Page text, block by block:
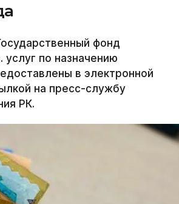
фонд
услуг по назначению
в электронной
на пресс-службу
РК.